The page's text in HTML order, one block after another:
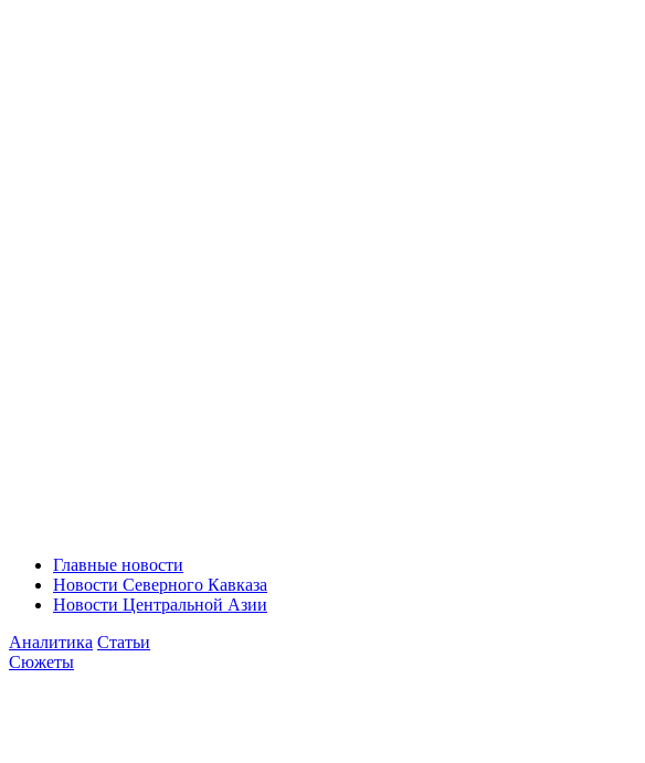
Главные новости
Новости Северного Кавказа
Новости Центральной Азии
Аналитика Статьи
Сюжеты